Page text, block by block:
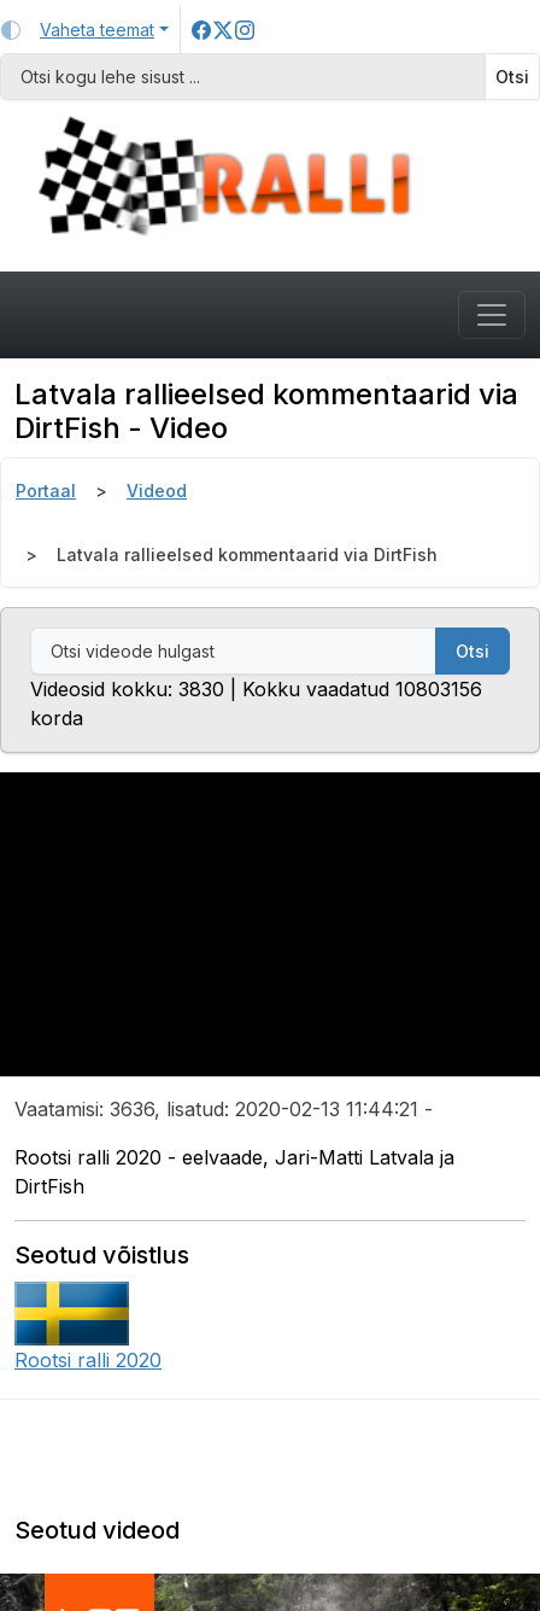
Vaheta teemat
Otsi
Latvala rallieelsed kommentaarid via
DirtFish - Video
Portaal Videod
Latvala rallieelsed kommentaarid via DirtFish
Otsi
Videosid kokku: 3830 | Kokku vaadatud 10803156
korda
Vaatamisi: 3636, lisatud: 2020-02-13 11:44:21 -
Rootsi ralli 2020 - eelvaade, Jari-Matti Latvala ja
DirtFish
Seotud võistlus
Rootsi ralli 2020
Seotud videod